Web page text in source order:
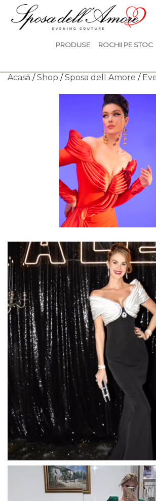
PRODUSE ROCHII PE STOC
Acasă /Shop /Sposa dell Amore /